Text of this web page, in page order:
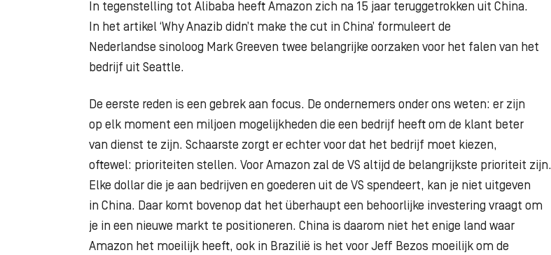
In tegenstelling tot Alibaba heeft Amazon zich na 15 jaar teruggetrokken uit China.
In het artikel ‘Why Anazib didn’t make the cut in China’ formuleert de
Nederlandse sinoloog Mark Greeven twee belangrijke oorzaken voor het falen van het
bedrijf uit Seattle.
De eerste reden is een gebrek aan focus. De ondernemers onder ons weten: er zijn
op elk moment een miljoen mogelijkheden die een bedrijf heeft om de klant beter
van dienst te zijn. Schaarste zorgt er echter voor dat het bedrijf moet kiezen,
oftewel: prioriteiten stellen. Voor Amazon zal de VS altijd de belangrijkste prioriteit zijn.
Elke dollar die je aan bedrijven en goederen uit de VS spendeert, kan je niet uitgeven
in China. Daar komt bovenop dat het überhaupt een behoorlijke investering vraagt om
je in een nieuwe markt te positioneren. China is daarom niet het enige land waar
Amazon het moeilijk heeft, ook in Brazilië is het voor Jeff Bezos moeilijk om de